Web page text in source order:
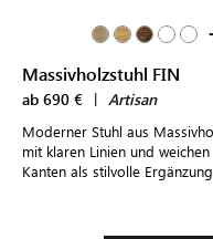
Massivholzstuhl FIN
ab 690 € | Artisan
Moderner Stuhl aus
mit klaren Linien und weichen
Kanten als stilvolle Ergänzung